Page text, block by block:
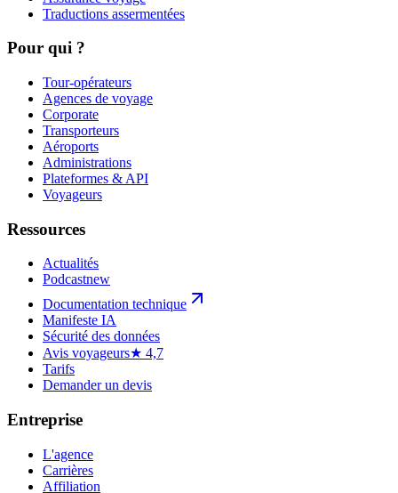
Traductions assermentées
Pour qui ?
Tour-opérateurs
Agences de voyage
Corporate
Transporteurs
Aéroports
Administrations
Plateformes & API
Voyageurs
Ressources
Actualités
Podcastnew
Documentation technique
Manifeste IA
Sécurité des données
Avis voyageurs★ 4,7
Tarifs
Demander un devis
Entreprise
L'agence
Carrières
Affiliation